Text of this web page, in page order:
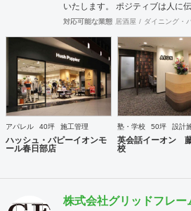
いたします。 ポジティブは人に
ティブが幸せを呼び込み、呼び
社ならではの実績をご確認下さ
href="https://www.partsinc.co.jp/
対応可能な業態 居酒屋 ダイニング・
アパレル 40坪 施工管理
ハッシュ・パピーイオンモ
ール春日部店
塾・学校 50坪 設計
英会話イーオン
校
株式会社グリッドフレー